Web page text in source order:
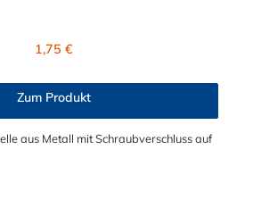
Regulärer Preis:
1,75 €
Zum Produkt